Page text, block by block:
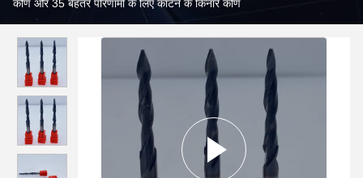
कोण और 35 बेहतर परिणामों के लिए काटने के किनारे कोण